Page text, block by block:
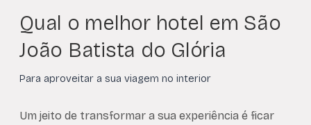
Qual o melhor hotel em São
João Batista do Glória
Para aproveitar a sua viagem no interior
Um jeito de transformar a sua experiência é ficar